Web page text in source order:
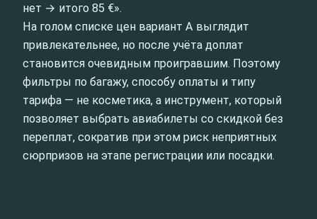
нет → итого 85 €».
На голом списке цен вариант А выглядит
привлекательнее, но после учёта доплат
становится очевидным проигравшим. Поэтому
фильтры по багажу, способу оплаты и типу
тарифа — не косметика, а инструмент, который
позволяет выбрать авиабилеты со скидкой без
переплат, сократив при этом риск неприятных
сюрпризов на этапе регистрации или посадки.